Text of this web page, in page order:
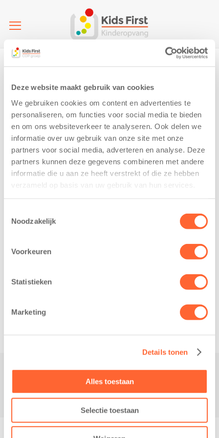
Deze website maakt gebruik van cookies
We gebruiken cookies om content en advertenties te
personaliseren, om functies voor social media te bieden
en om ons websiteverkeer te analyseren. Ook delen we
informatie over uw gebruik van onze site met onze
partners voor social media, adverteren en analyse. Deze
partners kunnen deze gegevens combineren met andere
informatie die u aan ze heeft verstrekt of die ze hebben
verzameld op basis van uw gebruik van hun services.
Noodzakelijk
Voorkeuren
Statistieken
Marketing
Details tonen
Alles toestaan
Selectie toestaan
Sinnefleur | Buitenschoolse opvang | Workum (BSO)
IMG_8948
21 April 2026